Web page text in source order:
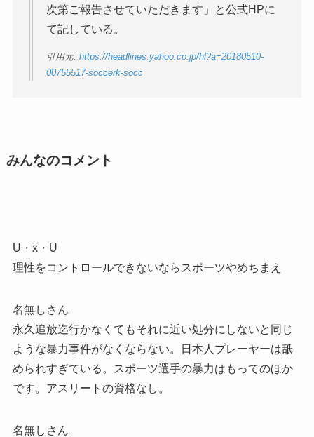
次第ご報告させていただきます」と公式HPに
て記している。
引用元: https://headlines.yahoo.co.jp/hl?a=20180510-
00755517-soccerk-socc
みんなのコメント
U・x・U
理性をコントロールできないならスポーツやめちまえ
名無しさん
永久追放迄行かなくてもそれに近い処分にしないと同じ
ような暴力事件がなくならない。日本人プレーヤーは舐
められすぎている。スポーツ選手の暴力はもってのほか
です。アスリートの資格なし。
名無しさん